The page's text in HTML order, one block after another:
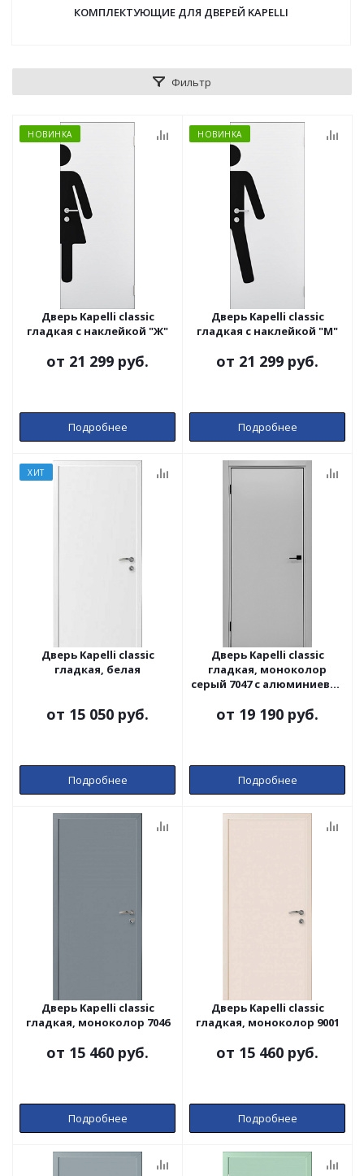
КОМПЛЕКТУЮЩИЕ ДЛЯ ДВЕРЕЙ KAPELLI
Фильтр
НОВИНКА
Дверь Kapelli classic
гладкая с наклейкой "Ж"
от 21 299 руб.
Подробнее
НОВИНКА
Дверь Kapelli classic
гладкая с наклейкой "М"
от 21 299 руб.
Подробнее
ХИТ
Дверь Kapelli classic
гладкая, белая
от 15 050 руб.
Подробнее
Дверь Kapelli classic
гладкая, моноколор
серый 7047 с алюминиевой
чёрном цвете
от 19 190 руб.
Подробнее
Дверь Kapelli classic
гладкая, моноколор 7046
от 15 460 руб.
Подробнее
Дверь Kapelli classic
гладкая, моноколор 9001
от 15 460 руб.
Подробнее